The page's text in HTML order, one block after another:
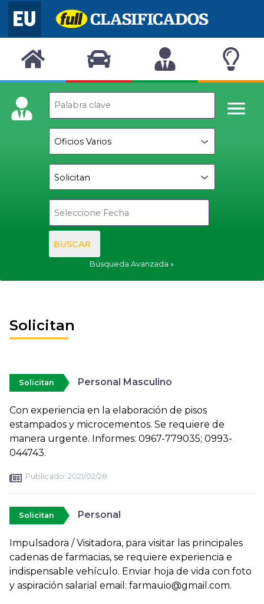
BUSCAR
Búsqueda Avanzada
Solicitan
Solicitan Personal Masculino
Con experiencia en la elaboración de pisos
estampados y microcementos. Se requiere de
manera urgente. Informes: 0967-779035; 0993-
044743.
Publicado: 2021/02/28
Solicitan Personal
Impulsadora / Visitadora, para visitar las principales
cadenas de farmacias, se requiere experiencia e
indispensable vehículo. Enviar hoja de vida con foto
y aspiración salarial email: farmauio@gmail.com.